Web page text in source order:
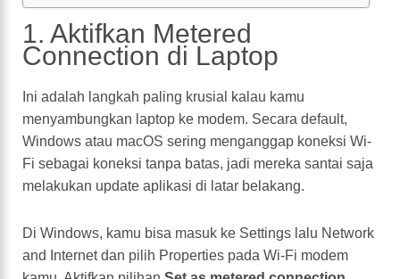
1. Aktifkan Metered
Connection di Laptop
Ini adalah langkah paling krusial kalau kamu
menyambungkan laptop ke modem. Secara default,
Windows atau macOS sering menganggap koneksi Wi-
Fi sebagai koneksi tanpa batas, jadi mereka santai saja
melakukan update aplikasi di latar belakang.
Di Windows, kamu bisa masuk ke Settings lalu Network
and Internet dan pilih Properties pada Wi-Fi modem